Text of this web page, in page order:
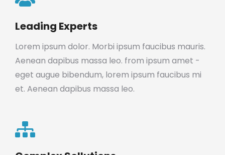
Leading Experts
Lorem ipsum dolor. Morbi ipsum faucibus mauris.
Aenean dapibus massa leo. from ipsum amet -
eget augue bibendum, lorem ipsum faucibus mi
et. Aenean dapibus massa leo.